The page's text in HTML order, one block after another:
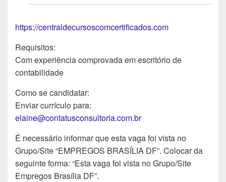
https://centraldecursoscomcertificados.com
Requisitos:
Com experiência comprovada em escritório de
contabilidade
Como se candidatar:
Enviar currículo para:
elaine@contatusconsultoria.com.br
É necessário informar que esta vaga foi vista no
Grupo/Site “EMPREGOS BRASÍLIA DF”. Colocar da
seguinte forma: “Esta vaga foi vista no Grupo/Site
Empregos Brasília DF”.